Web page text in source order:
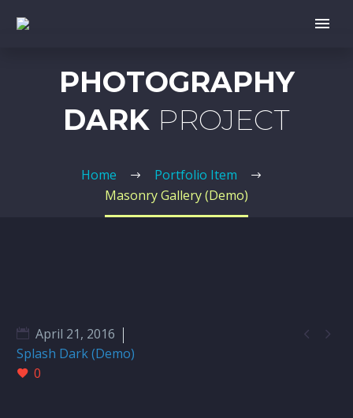
PHOTOGRAPHY
DARK PROJECT
Home
Portfolio Item
Masonry Gallery (Demo)
 
April 21, 2016
Splash Dark (Demo)
0